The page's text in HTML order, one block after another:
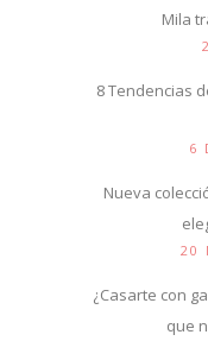
Mila
8 Tendencias
6
Nueva
20
¿Casarte con
que